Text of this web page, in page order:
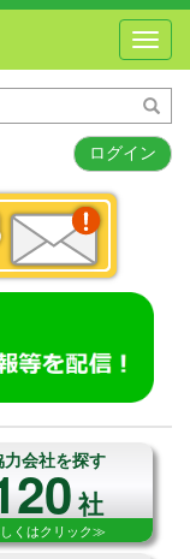
ログイン
力会社を探す
社
くはクリック≫